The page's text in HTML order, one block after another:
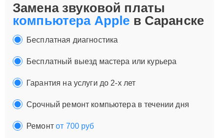
Замена звуковой платы
компьютера Apple в Саранске
Бесплатная диагностика
Бесплатный выезд мастера или курьера
Гарантия на услуги до 2-х лет
Срочный ремонт компьютера в течении дня
Ремонтот 700 руб